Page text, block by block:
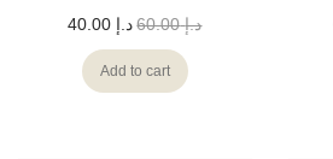
د.إ60.00 د.إ
Add to cart